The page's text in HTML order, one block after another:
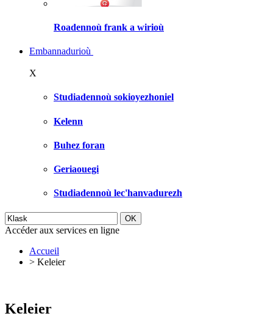
Roadennoù frank a wirioù
Embannadurioù
X
Studiadennoù sokioyezhoniel
Kelenn
Buhez foran
Geriaouegi
Studiadennoù lec'hanvadurezh
Accéder aux services en ligne
Accueil
> Keleier
Keleier